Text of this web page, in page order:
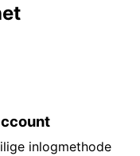
inlogmethode